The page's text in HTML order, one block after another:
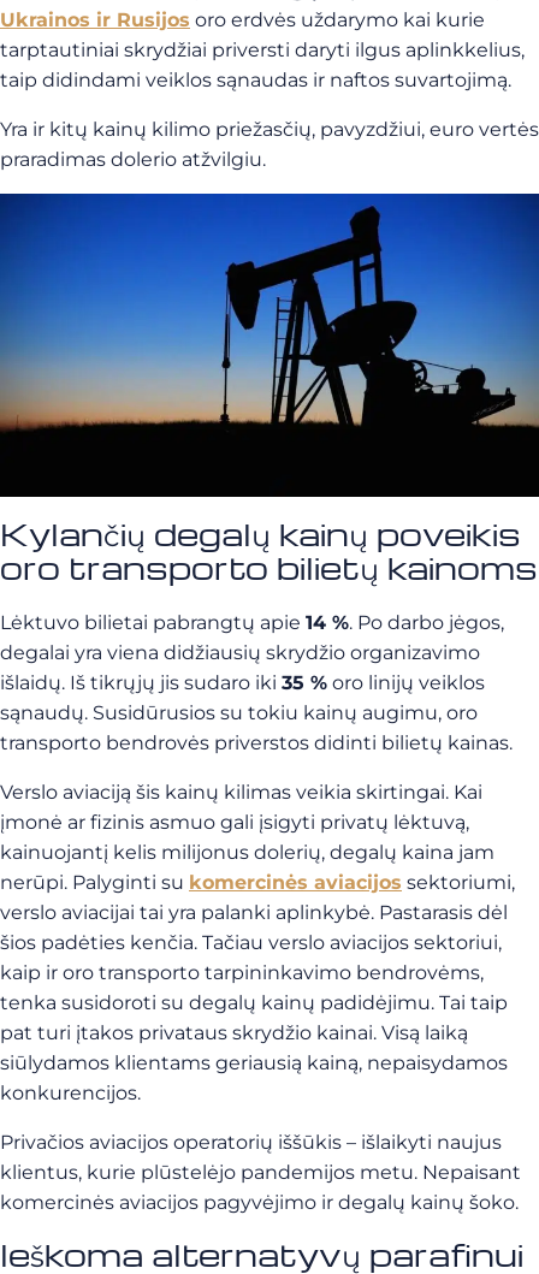
Ukrainos ir Rusijos oro erdvės uždarymo kai kurie
tarptautiniai skrydžiai priversti daryti ilgus aplinkkelius,
taip didindami veiklos sąnaudas ir naftos suvartojimą.
Yra ir kitų kainų kilimo priežasčių, pavyzdžiui, euro vertės
praradimas dolerio atžvilgiu.
Kylančių degalų kainų poveikis
oro transporto bilietų kainoms
Lėktuvo bilietai pabrangtų apie 14 %. Po darbo jėgos,
degalai yra viena didžiausių skrydžio organizavimo
išlaidų. Iš tikrųjų jis sudaro iki 35 % oro linijų veiklos
sąnaudų. Susidūrusios su tokiu kainų augimu, oro
transporto bendrovės priverstos didinti bilietų kainas.
Verslo aviaciją šis kainų kilimas veikia skirtingai. Kai
įmonė ar fizinis asmuo gali įsigyti privatų lėktuvą,
kainuojantį kelis milijonus dolerių, degalų kaina jam
nerūpi. Palyginti su komercinės aviacijos sektoriumi,
verslo aviacijai tai yra palanki aplinkybė. Pastarasis dėl
šios padėties kenčia. Tačiau verslo aviacijos sektoriui,
kaip ir oro transporto tarpininkavimo bendrovėms,
tenka susidoroti su degalų kainų padidėjimu. Tai taip
pat turi įtakos privataus skrydžio kainai. Visą laiką
siūlydamos klientams geriausią kainą, nepaisydamos
konkurencijos.
Privačios aviacijos operatorių iššūkis – išlaikyti naujus
klientus, kurie plūstelėjo pandemijos metu. Nepaisant
komercinės aviacijos pagyvėjimo ir degalų kainų šoko.
Ieškoma alternatyvų parafinui